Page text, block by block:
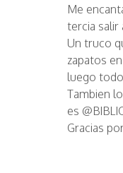
Me
tercia salir
Un truco
zapatos
luego
Tambien
es
Gracias